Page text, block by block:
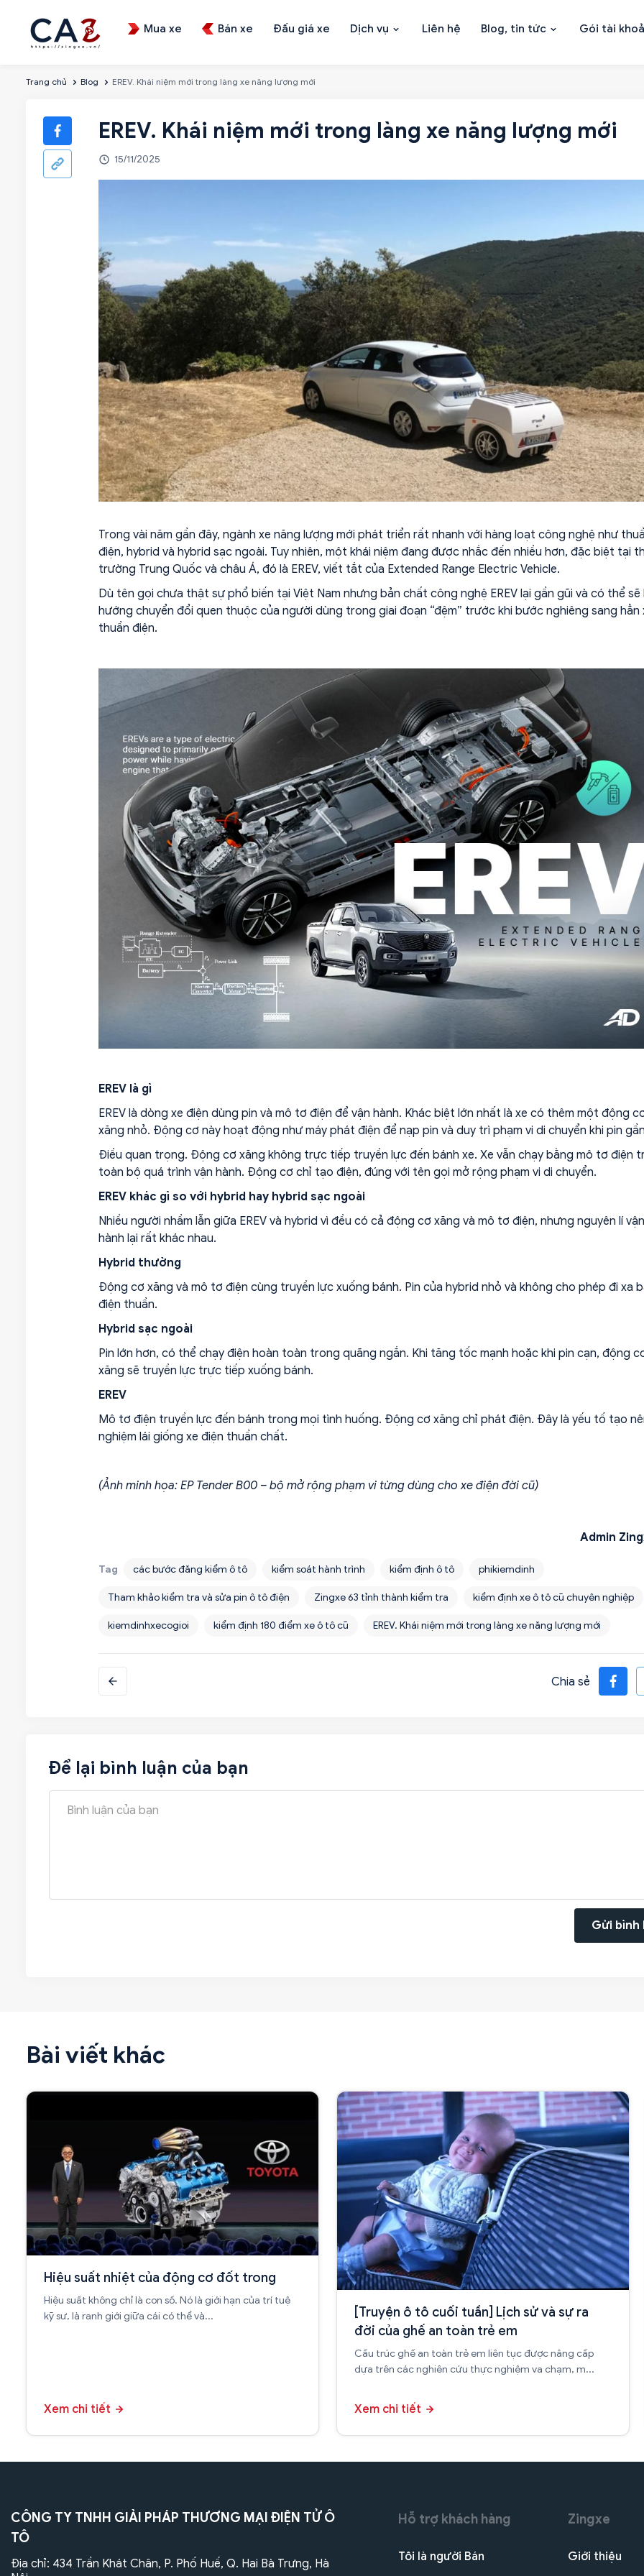
Mua xe Bán xe Đấu giá xe Dịch vụ Liên hệ Blog, tin tức Gói tài
Trang chủ Blog EREV. Khái niệm mới trong làng xe năng lượng mới
EREV. Khái niệm mới trong làng xe năng lượng mới
15/11/2025
Trong vài năm gần đây, ngành xe năng lượng mới phát triển rất nhanh với hàng loạt công nghệ như
điện, hybrid và hybrid sạc ngoài. Tuy nhiên, một khái niệm đang được nhắc đến nhiều hơn, đặc biệt tại
trường Trung Quốc và châu Á, đó là EREV, viết tắt của Extended Range Electric Vehicle.
Dù tên gọi chưa thật sự phổ biến tại Việt Nam nhưng bản chất công nghệ EREV lại gần gũi và có thể sẽ
hướng chuyển đổi quen thuộc của người dùng trong giai đoạn “đệm” trước khi bước nghiêng sang hẳn
thuần điện.
EREV là gì
EREV là dòng xe điện dùng pin và mô tơ điện để vận hành. Khác biệt lớn nhất là xe có thêm một động
xăng nhỏ. Động cơ này hoạt động như máy phát điện để nạp pin và duy trì phạm vi di chuyển khi pin
Điều quan trọng. Động cơ xăng không trực tiếp truyền lực đến bánh xe. Xe vẫn chạy bằng mô tơ điện
toàn bộ quá trình vận hành. Động cơ chỉ tạo điện, đúng với tên gọi mở rộng phạm vi di chuyển.
EREV khác gì so với hybrid hay hybrid sạc ngoài
Nhiều người nhầm lẫn giữa EREV và hybrid vì đều có cả động cơ xăng và mô tơ điện, nhưng nguyên lí vận
hành lại rất khác nhau.
Hybrid thường
Động cơ xăng và mô tơ điện cùng truyền lực xuống bánh. Pin của hybrid nhỏ và không cho phép đi xa
điện thuần.
Hybrid sạc ngoài
Pin lớn hơn, có thể chạy điện hoàn toàn trong quãng ngắn. Khi tăng tốc mạnh hoặc khi pin cạn, động
xăng sẽ truyền lực trực tiếp xuống bánh.
EREV
Mô tơ điện truyền lực đến bánh trong mọi tình huống. Động cơ xăng chỉ phát điện. Đây là yếu tố tạo
nghiệm lái giống xe điện thuần chất.
(Ảnh minh họa: EP Tender B00 – bộ mở rộng phạm vi từng dùng cho xe điện đời cũ)
Admin
Tag các bước đăng kiểm ô tô kiểm soát hành trình kiểm định ô tô phikiemdinh
Tham khảo kiểm tra và sửa pin ô tô điện Zingxe 63 tỉnh thành kiểm tra kiểm định xe ô tô cũ chuyên nghiệp
kiemdinhxecogioi kiểm định 180 điểm xe ô tô cũ EREV. Khái niệm mới trong làng xe năng lượng mới
Chia sẻ
Để lại bình luận của bạn
Gửi bình
Bài viết khác
Hiệu suất nhiệt của động cơ đốt trong
Hiệu suất không chỉ là con số. Nó là giới hạn của trí tuệ
kỹ sư, là ranh giới giữa cái có thể và...
Xem chi tiết
[Truyện ô tô cuối tuần] Lịch sử và sự ra
đời của ghế an toàn trẻ em
Cấu trúc ghế an toàn trẻ em liên tục được nâng cấp
dựa trên các nghiên cứu thực nghiệm va chạm, m...
Xem chi tiết
CÔNG TY TNHH GIẢI PHÁP THƯƠNG MẠI ĐIỆN TỬ Ô
TÔ
Địa chỉ: 434 Trần Khát Chân, P. Phố Huế, Q. Hai Bà Trưng, Hà
Hỗ trợ khách hàng
Tôi là người Bán
Zingxe
Giới thiệu